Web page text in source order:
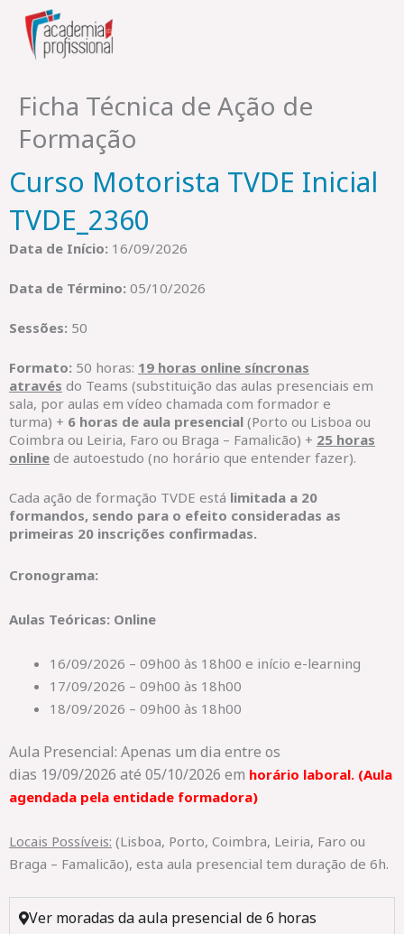
content
Ficha Técnica de Ação de
Formação
Curso Motorista TVDE Inicial
TVDE_2360
Data de Início: 16/09/2026
Data de Término: 05/10/2026
Sessões: 50
Formato: 50 horas: 19 horas online síncronas
através do Teams (substituição das aulas presenciais em
sala, por aulas em vídeo chamada com formador e
turma) + 6 horas de aula presencial (Porto ou Lisboa ou
Coimbra ou Leiria, Faro ou Braga – Famalicão) + 25 horas
online de autoestudo (no horário que entender fazer).
Cada ação de formação TVDE está limitada a 20
formandos, sendo para o efeito consideradas as
primeiras 20 inscrições confirmadas.
Cronograma:
Aulas Teóricas: Online
16/09/2026 – 09h00 às 18h00 e início e-learning
17/09/2026 – 09h00 às 18h00
18/09/2026 – 09h00 às 18h00
Aula Presencial: Apenas um dia entre os
dias 19/09/2026 até 05/10/2026 em horário laboral. (Aula
agendada pela entidade formadora)
Locais Possíveis: (Lisboa, Porto, Coimbra, Leiria, Faro ou
Braga – Famalicão), esta aula presencial tem duração de 6h.
Ver moradas da aula presencial de 6 horas